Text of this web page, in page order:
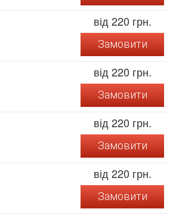
від 220 грн.
Замовити
від 220 грн.
Замовити
від 220 грн.
Замовити
від 220 грн.
Замовити